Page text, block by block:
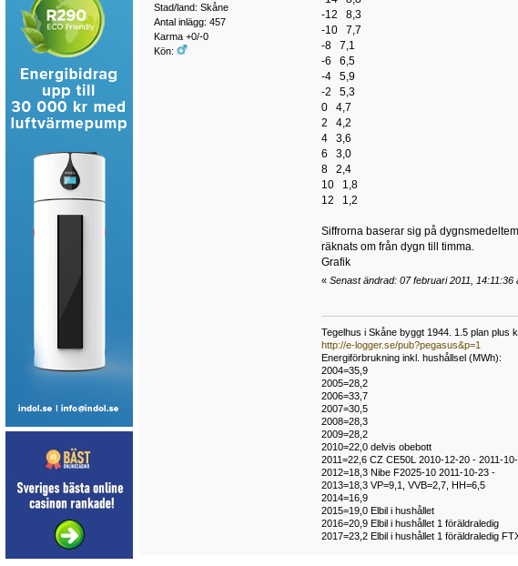
Stad/land: Skåne
Antal inlägg: 457
Karma +0/-0
Kön:
-12 8,3
-10 7,7
-8 7,1
-6 6,5
-4 5,9
-2 5,3
0 4,7
2 4,2
4 3,6
6 3,0
8 2,4
10 1,8
12 1,2
Siffrorna baserar sig på
räknats om från dygn till timma.
Grafik
« Senast ändrad: 07 februari 2011, 14:11:36
Tegelhus i Skåne byggt 1944. 1.5 plan plus
http://e-logger.se/pub?pegasus&p=1
Energiförbrukning inkl. hushållsel (MWh):
2004=35,9
2005=28,2
2006=33,7
2007=30,5
2008=28,3
2009=28,2
2010=22,0 delvis obebott
2011=22,6 CZ CE50L 2010-12-20 - 2011-
2012=18,3 Nibe F2025-10 2011-10-23 -
2013=18,3 VP=9,1, VVB=2,7, HH=6,5
2014=16,9
2015=19,0 Elbil i hushållet
2016=20,9 Elbil i hushållet 1 föräldraledig
2017=23,2 Elbil i hushållet 1 föräldraledig